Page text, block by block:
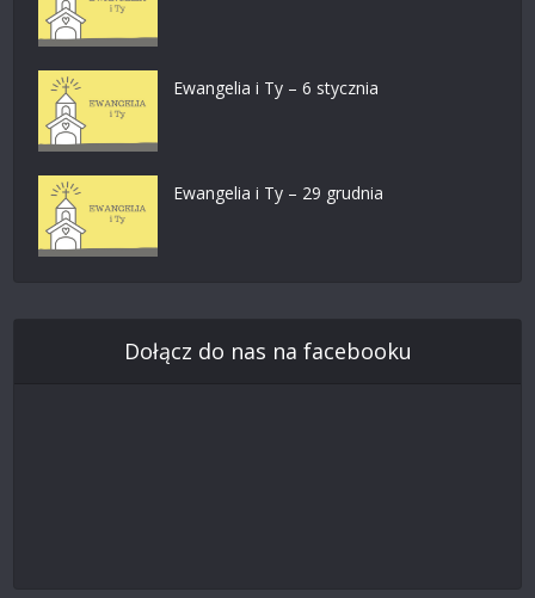
Ewangelia i Ty – 6 stycznia
Ewangelia i Ty – 29 grudnia
Dołącz do nas na facebooku